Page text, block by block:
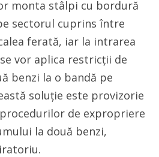
monta stâlpi cu bordură
sectorul cuprins între
ferată, iar la intrarea
vor aplica restricții de
benzi la o bandă pe
soluție este provizorie
de expropriere
la două benzi,